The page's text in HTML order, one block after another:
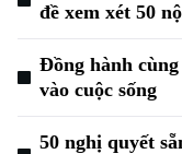
đề xem xét 50
Đồng hành
vào cuộc sống
50 nghị quyết